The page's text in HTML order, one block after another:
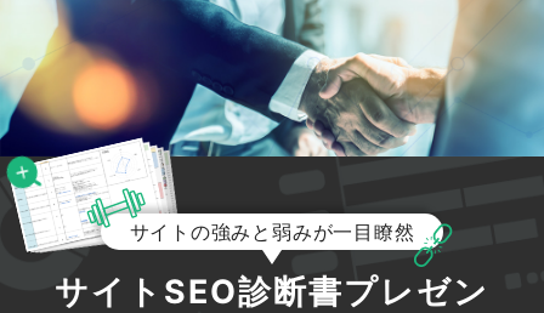
サイトの強みと弱みが一目瞭然
サイトSEO診断書プレゼン